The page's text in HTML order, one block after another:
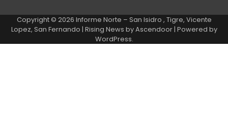
Copyright © 2026 Informe Norte – San Isidro , Tigre, Vicente
Lopez, San Fernando | Rising News byAscendoor| Powered by
WordPress.